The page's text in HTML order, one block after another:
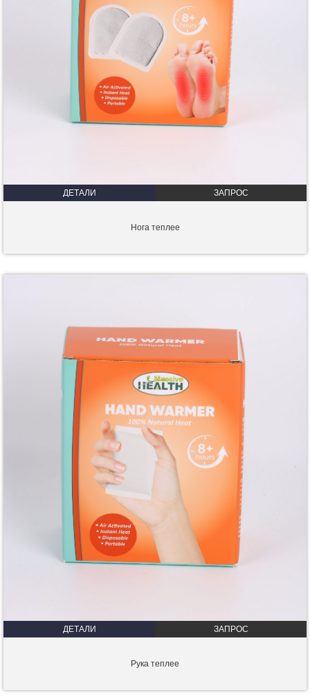
ДЕТАЛИ ЗАПРОС
Нога теплее
ДЕТАЛИ ЗАПРОС
Рука теплее